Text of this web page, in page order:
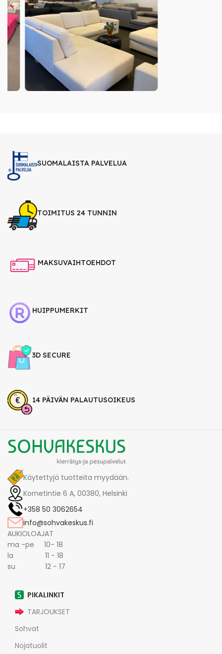
SUOMALAISTA PALVELUA
TOIMITUS 24 TUNNIN
MAKSUVAIHTOEHDOT
HUIPPUMERKIT
3D SECURE
14 PÄIVÄN PALAUTUSOIKEUS
Käytettyjä tuotteita myydään.
Kornetintie 6 A, 00380, Helsinki
+358 50 3062654
info@sohvakeskus.fi
AUKIOLOAJAT
ma -pe 10- 18
la 11 - 18
su 12 - 17
PIKALINKIT
TARJOUKSET
Sohvat
Nojatuolit